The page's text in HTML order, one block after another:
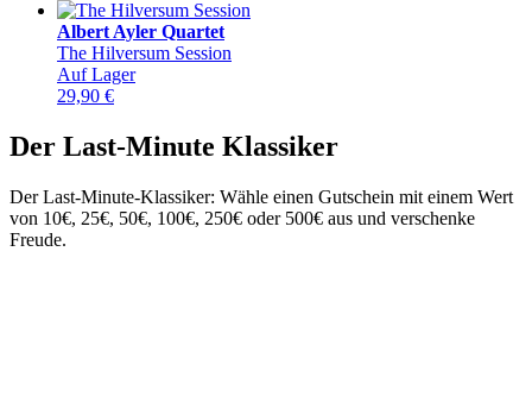
Albert Ayler Quartet
The Hilversum Session
Auf Lager
29,90 €
Der Last-Minute Klassiker
Der Last-Minute-Klassiker: Wähle einen Gutschein mit einem Wert
von 10€, 25€, 50€, 100€, 250€ oder 500€ aus und verschenke
Freude.